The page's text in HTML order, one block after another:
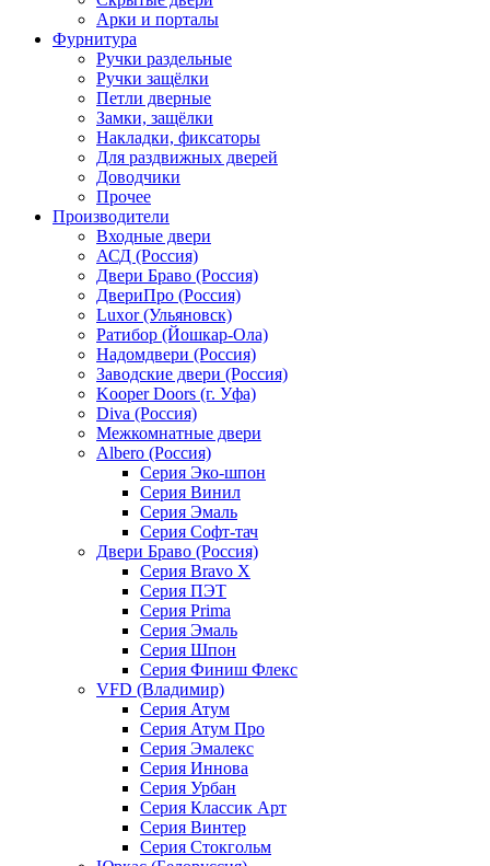
Арки и порталы
Фурнитура
Ручки раздельные
Ручки защёлки
Петли дверные
Замки, защёлки
Накладки, фиксаторы
Для раздвижных дверей
Доводчики
Прочее
Производители
Входные двери
АСД (Россия)
Двери Браво (Россия)
ДвериПро (Россия)
Luxor (Ульяновск)
Ратибор (Йошкар-Ола)
Надомдвери (Россия)
Заводские двери (Россия)
Kooper Doors (г. Уфа)
Diva (Россия)
Межкомнатные двери
Albero (Россия)
Серия Эко-шпон
Серия Винил
Серия Эмаль
Серия Софт-тач
Двери Браво (Россия)
Серия Bravo X
Серия ПЭТ
Серия Prima
Серия Эмаль
Серия Шпон
Серия Финиш Флекс
VFD (Владимир)
Серия Атум
Серия Атум Про
Серия Эмалекс
Серия Иннова
Серия Урбан
Серия Классик Арт
Серия Винтер
Серия Стокгольм